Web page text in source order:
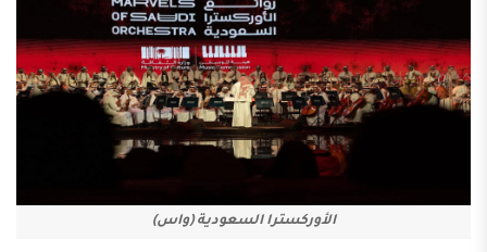
الأوركسترا السعودية (واس)